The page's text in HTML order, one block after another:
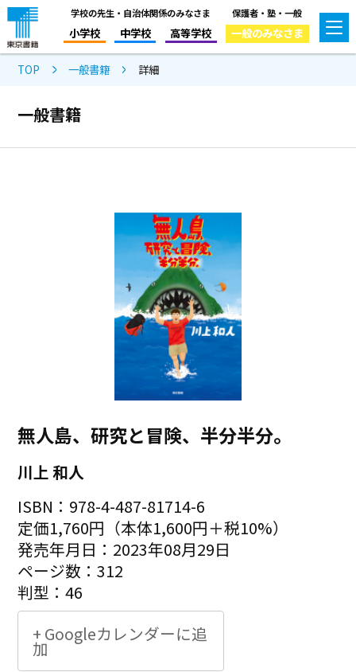
学校の先生・自治体関係のみなさま
小学校 中学校 高等学校
保護者・塾・一般
一般のみなさま
TOP 一般書籍 詳細
一般書籍
無人島、研究と冒険、半分半分。
川上 和人
ISBN：978-4-487-81714-6
定価1,760円（本体1,600円＋税10%）
発売年月日：2023年08月29日
ページ数：312
判型：46
+ Googleカレンダーに追
加